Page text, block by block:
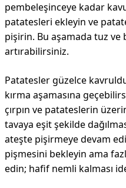
pembeleşinceye kadar
patatesleri ekleyin ve
pişirin. Bu aşamada tuz ve
artırabilirsiniz.
Patatesler güzelce
kırma aşamasına
çırpın ve patateslerin
tavaya eşit şekilde
ateşte pişirmeye devam
pişmesini bekleyin ama
edin; hafif nemli kalması